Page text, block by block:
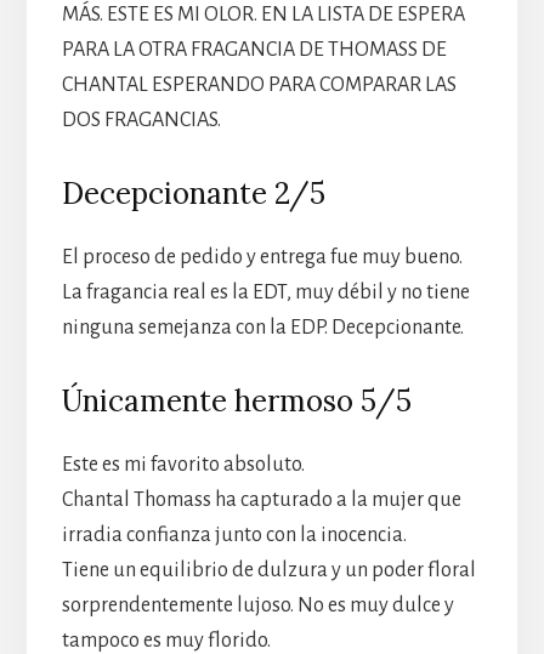
MÁS. ESTE ES MI OLOR. EN LA LISTA DE ESPERA
PARA LA OTRA FRAGANCIA DE THOMASS DE
CHANTAL ESPERANDO PARA COMPARAR LAS
DOS FRAGANCIAS.
Decepcionante 2/5
El proceso de pedido y entrega fue muy bueno.
La fragancia real es la EDT, muy débil y no tiene
ninguna semejanza con la EDP. Decepcionante.
Únicamente hermoso 5/5
Este es mi favorito absoluto.
Chantal Thomass ha capturado a la mujer que
irradia confianza junto con la inocencia.
Tiene un equilibrio de dulzura y un poder floral
sorprendentemente lujoso. No es muy dulce y
tampoco es muy florido.